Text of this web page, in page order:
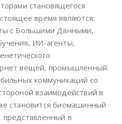
становящегося
время являются:
с Большими Данными,
ИИ-агенты,
вещей, промышленный
коммуникаций со
взаимодействий в
становится биомашинный
в